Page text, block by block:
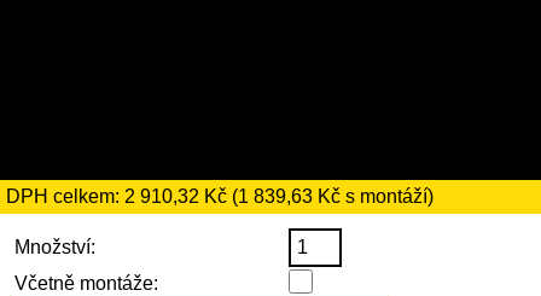
DPH celkem: 2 910,32 Kč (1 839,63 Kč s montáží)
Množství:
Včetně montáže: